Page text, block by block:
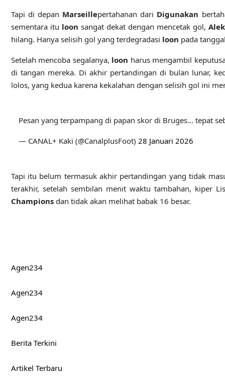
Tapi di depan Marseillepertahanan dari Digunakan
sementara itu loon sangat dekat dengan mencetak gol,
hilang. Hanya selisih gol yang terdegradasi loon pada
Setelah mencoba segalanya, loon harus mengambil
di tangan mereka. Di akhir pertandingan di bulan lunar,
lolos, yang kedua karena kekalahan dengan selisih gol ini
Pesan yang terpampang di papan skor di Bruges… tepat
— CANAL+ Kaki (@CanalplusFoot) 28 Januari 2026
Tapi itu belum termasuk akhir pertandingan yang tidak
terakhir, setelah sembilan menit waktu tambahan, kiper
Championsdan tidak akan melihat babak 16 besar.
Agen234
Agen234
Agen234
Berita Terkini
Artikel Terbaru